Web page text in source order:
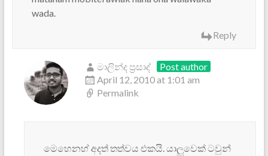
wada.
Reply
මාලින්ද ප්‍රසාද්
Post author
April 12, 2010 at 1:01 am
Permalink
මෙහෙනහ් අදත් තත්වය එකයි. යාලුවෙක් ටවුන්